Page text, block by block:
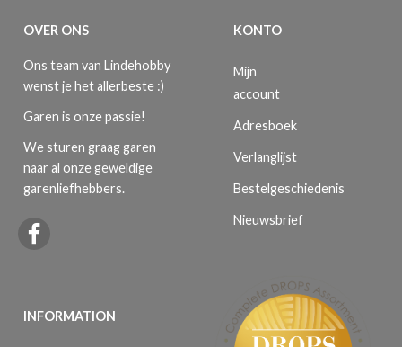
OVER ONS
Ons team van Lindehobby
wenst je het allerbeste :)
Garen is onze passie!
We sturen graag garen
naar al onze geweldige
garenliefhebbers.
INFORMATION
KONTO
Mijn
account
Adresboek
Verlanglijst
Bestelgeschiedenis
Nieuwsbrief